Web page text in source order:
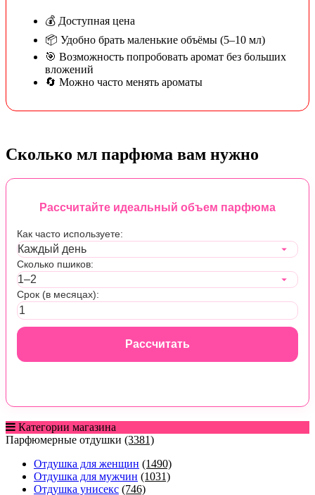
💰 Доступная цена
📦 Удобно брать маленькие объёмы (5–10 мл)
🎯 Возможность попробовать аромат без больших
вложений
🔄 Можно часто менять ароматы
Сколько мл парфюма вам нужно
Рассчитайте идеальный объем парфюма
Как часто используете:
Сколько пшиков:
Срок (в месяцах):
Рассчитать
Категории магазина
Парфюмерные отдушки (3381)
Отдушка для женщин (1490)
Отдушка для мужчин (1031)
Отдушка унисекс (746)